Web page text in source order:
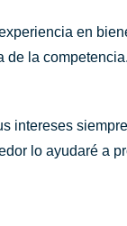
en
de la competencia.
intereses
lo ayudaré a